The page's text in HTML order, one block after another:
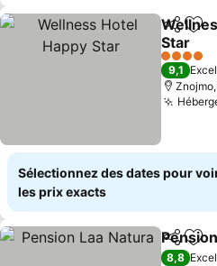
Partager
Star
4 Étoiles
9,1
Sélectionnez des dates pour
les prix exacts
Partager
8,8